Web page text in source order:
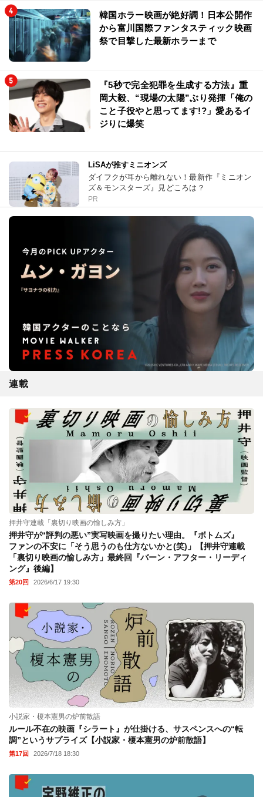
韓国ホラー映画が絶好調！日本公開作
から富川国際ファンタスティック映画
祭で目撃した最新ホラーまで
『5秒で完全犯罪を生成する方法』重
岡大毅、“現場の太陽”ぶり発揮「俺の
こと子役やと思ってます!?」愛あるイ
ジりに爆笑
LiSAが推すミニオンズ
ダイフクが耳から離れない！最新作『ミニオン
ズ＆モンスターズ』見どころは？
PR
連載
押井守連載「裏切り映画の愉しみ方」
押井守が“評判の悪い”実写映画を撮りたい理由。『ボトムズ』
ファンの不安に「そう思うのも仕方ないかと(笑)」【押井守連載
「裏切り映画の愉しみ方」最終回『バーン・アフター・リーディ
ング』後編】
第20回 2026/6/17 19:30
小説家・榎本憲男の炉前散語
ルール不在の映画『シラート』が仕掛ける、サスペンスへの“転
調”というサプライズ【小説家・榎本憲男の炉前散語】
第17回 2026/7/18 18:30